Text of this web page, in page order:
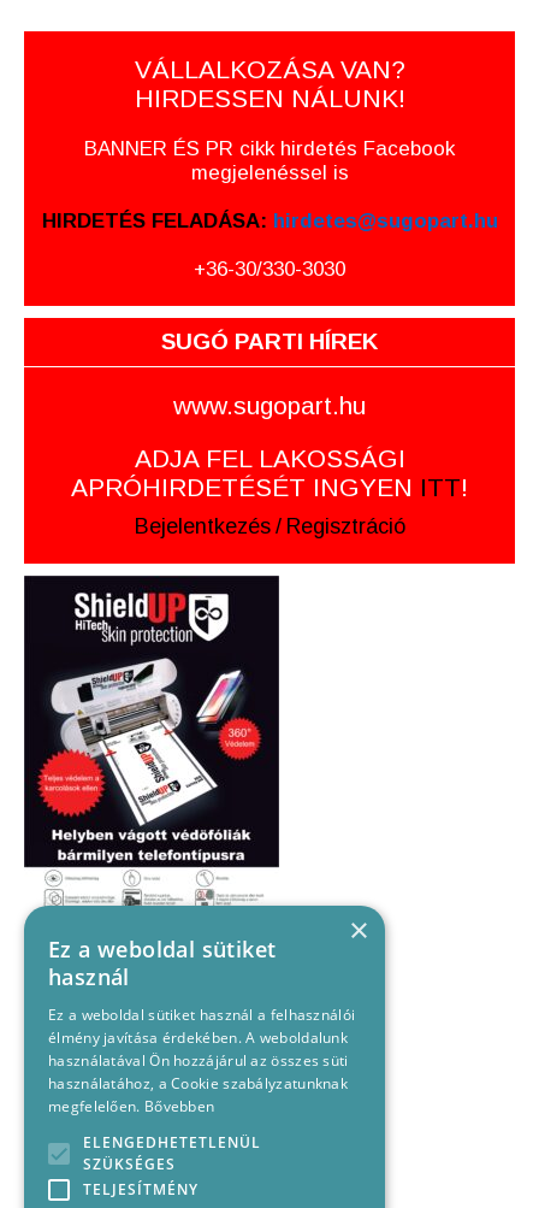
VÁLLALKOZÁSA VAN?
HIRDESSEN NÁLUNK!
BANNER ÉS PR cikk hirdetés Facebook
megjelenéssel is
HIRDETÉS FELADÁSA: hirdetes@sugopart.hu
+36-30/330-3030
SUGÓ PARTI HÍREK
www.sugopart.hu
ADJA FEL LAKOSSÁGI
APRÓHIRDETÉSÉT INGYEN ITT!
Bejelentkezés / Regisztráció
×
Ez a weboldal sütiket
használ
Ez a weboldal sütiket használ a felhasználói
élmény javítása érdekében. A weboldalunk
használatával Ön hozzájárul az összes süti
használatához, a Cookie szabályzatunknak
megfelelően. Bővebben
ELENGEDHETETLENÜL
SZÜKSÉGES
TELJESÍTMÉNY